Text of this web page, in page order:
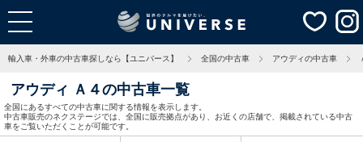
輸入車・外車の中古車探しなら【ユニバース】 全国の中古車 アウディの中古車
アウディ Ａ４の中古車一覧
全国にあるすべての中古車に関する情報を表示します。
中古車販売のネクステージでは、全国に販売拠点があり、お近くの店舗で、掲載されている中古
車をご覧いただくことが可能です。